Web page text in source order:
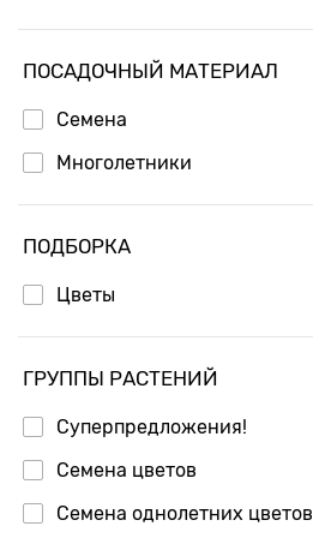
ПОСАДОЧНЫЙ МАТЕРИАЛ
Семена
Многолетники
ПОДБОРКА
Цветы
ГРУППЫ РАСТЕНИЙ
Суперпредложения!
Семена цветов
Семена однолетних цветов